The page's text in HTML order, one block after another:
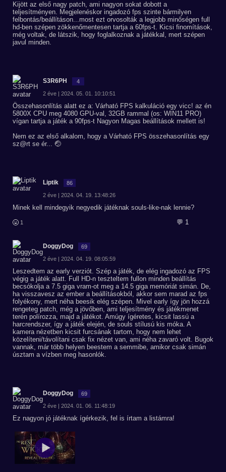
Kijött az első nagy patch, ami nagyon sokat dobott a
teljesítményen. Megjelenéskor ingadozó fps szinte bármilyen
felbontás/beállításon...most ezt orvosolták a legjobb minőségen full
hd-ben szépen zökkenőmentesen tartja a 60fps-t. Kicsi finomítások,
még voltak, de látszik, hogy foglalkoznak a játékkal, mert szépen
javul minden.
S3R6PH 4
2 éve | 2024. 05. 01. 10:10:51
Összehasonlítás alatt ez a: Várható FPS kalkuláció egy vicc! az én
5800X CPU meg 4080 GPU-val, 32GB rammal (os: WIN11 PRO)
vígan tartja a játék a 90fps-t Nagyon Magas beállítások mellett is!
Nem ez az első alkalom, hogy a Várható FPS összehasonlítás egy
sz@rt se ér... 🤕
Liptik 86
2 éve | 2024. 04. 19. 13:48:26
Minek kell mindegyik negyedik játéknak souls-like-nak lennie?
1 💬 1
DoggyDog 69
2 éve | 2024. 04. 19. 08:05:59
Leszedtem az early verziót. Szép a játék, de elég ingadozó az FPS
végig a játék alatt. Full HD-n teszteltem fullon minden beállítás
becsókolja a 7.5 giga vram-ot meg a 14.5 giga memóriát simán. De,
ha visszavesz az ember a beállításokból, akkor sem marad az fps
folyékony, mert néha beesik elég szépen. Mivel early így jön hozzá
rengeteg patch, még a jövőben, ami teljesítmény és játékmenet
terén polírozza, majd a játékot. Amúgy ígéretes, kicsit lassú a
harcrendszer, így a játék elején, de souls stílusú kis móka. A
kamera nézetben kicsit furcsának tartom, hogy nem lehet
közelíteni/távolítani csak fix nézet van, ami néha zavaró volt. Bugok
vannak, már több helyen beestem a semmibe, amikor csak simán
úsztam a vízben meg hasonlók.
DoggyDog 69
2 éve | 2024. 01. 06. 11:48:19
Ez nagyon jó játéknak ígérkezik, fel is írtam a listámra!